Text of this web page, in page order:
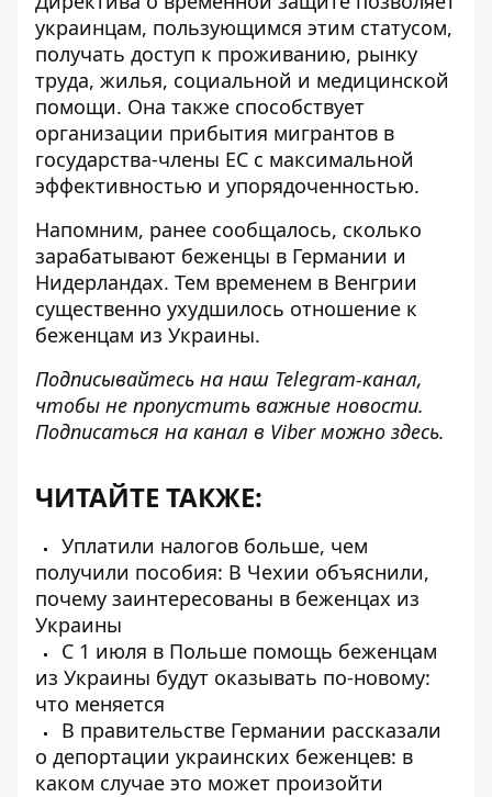
украинцам, пользующимся этим статусом,
получать доступ к проживанию, рынку
труда, жилья, социальной и медицинской
помощи. Она также способствует
организации прибытия мигрантов в
государства-члены ЕС с максимальной
эффективностью и упорядоченностью.
Напомним, ранее сообщалось, сколько
зарабатывают беженцы в Германии и
Нидерландах. Тем временем в Венгрии
существенно ухудшилось отношение к
беженцам из Украины.
Подписывайтесь на наш Telegram-канал,
чтобы не пропустить важные новости.
Подписаться на канал в Viber можно здесь.
ЧИТАЙТЕ ТАКЖЕ:
Уплатили налогов больше, чем
получили пособия: В Чехии объяснили,
почему заинтересованы в беженцах из
Украины
С 1 июля в Польше помощь беженцам
из Украины будут оказывать по-новому:
что меняется
В правительстве Германии рассказали
о депортации украинских беженцев: в
каком случае это может произойти